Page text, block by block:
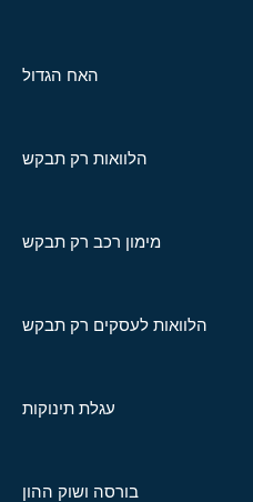
האח הגדול
הלוואות רק תבקש
מימון רכב רק תבקש
הלוואות לעסקים רק תבקש
עגלת תינוקות
בורסה ושוק ההון